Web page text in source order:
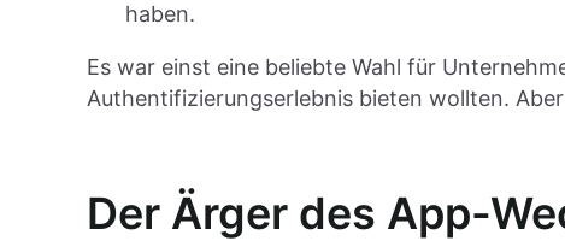
haben.
Es war einst eine beliebte Wahl für
Authentifizierungserlebnis bieten wollten.
Der Ärger des App-